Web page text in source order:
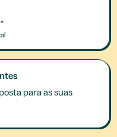
para as suas